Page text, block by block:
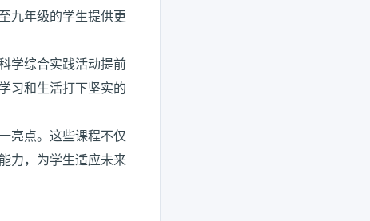
九年级的学生提供更
学综合实践活动提前
习和生活打下坚实的
亮点。这些课程不仅
力，为学生适应未来